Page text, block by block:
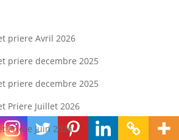
priere Avril 2026
priere decembre 2025
priere decembre 2025
Priere Juillet 2026
Priere Juin 2026